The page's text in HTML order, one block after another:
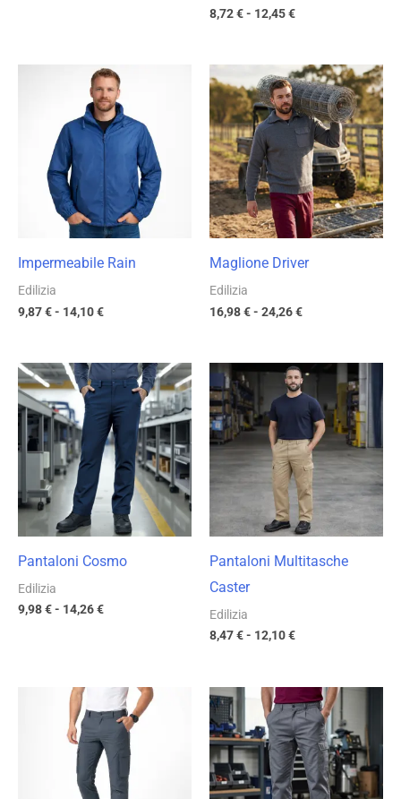
8,72€- 12,45€
Impermeabile Rain
Edilizia
9,87€- 14,10€
Fascia
di
prezzo:
da
9,87 €
14,10 €
Maglione Driver
Edilizia
16,98€- 24,26€
Fascia
di
prezzo:
da
16,98 €
a
24,26 €
Pantaloni Cosmo
Edilizia
9,98€- 14,26€
Fascia
di
prezzo:
da
9,98 €
a
14,26 €
Pantaloni Multitasche
Caster
Edilizia
8,47€- 12,10€
Fascia
di
prezzo:
da
8,47 €
a
12,10 €
Fascia
di
prezzo:
12,75 €
18,22 €
Fascia
di
prezzo:
da
11,33 €
a
16,19 €